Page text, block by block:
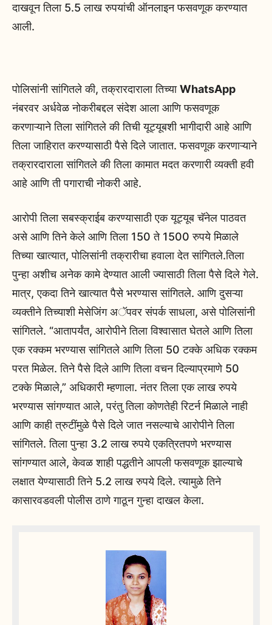
दाखवून तिला 5.5 लाख रुपयांची ऑनलाइन फसवणूक करण्यात
आली.
पोलिसांनी सांगितले की, तक्रारदाराला तिच्याWhatsApp
नंबरवर अर्धवेळ नोकरीबद्दल संदेश आला आणि फसवणूक
करणाऱ्याने तिला सांगितले की तिची यूट्यूबशी भागीदारी आहे आणि
तिला जाहिरात करण्यासाठी पैसे दिले जातात. फसवणूक करणाऱ्याने
तक्रारदाराला सांगितले की तिला कामात मदत करणारी व्यक्ती हवी
आहे आणि ती पगाराची नोकरी आहे.
आरोपी तिला सबस्क्राईब करण्यासाठी एक यूट्यूब चॅनेल पाठवत
असे आणि तिने केले आणि तिला 150 ते 1500 रुपये मिळाले
तिच्या खात्यात, पोलिसांनी तक्रारीचा हवाला देत सांगितले.तिला
पुन्हा अशीच अनेक कामे देण्यात आली ज्यासाठी तिला पैसे दिले गेले.
मात्र, एकदा तिने खात्यात पैसे भरण्यास सांगितले. आणि दुसऱ्या
व्यक्तीने तिच्याशी मेसेजिंग अॅपवर संपर्क साधला, असे पोलिसांनी
सांगितले. “आतापर्यंत, आरोपीने तिला विश्वासात घेतले आणि तिला
एक रक्कम भरण्यास सांगितले आणि तिला 50 टक्के अधिक रक्कम
परत मिळेल. तिने पैसे दिले आणि तिला वचन दिल्याप्रमाणे 50
टक्के मिळाले,” अधिकारी म्हणाला. नंतर तिला एक लाख रुपये
भरण्यास सांगण्यात आले, परंतु तिला कोणतेही रिटर्न मिळाले नाही
आणि काही त्रुटींमुळे पैसे दिले जात नसल्याचे आरोपीने तिला
सांगितले. तिला पुन्हा 3.2 लाख रुपये एकत्रितपणे भरण्यास
सांगण्यात आले, केवळ शाही पद्धतीने आपली फसवणूक झाल्याचे
लक्षात येण्यासाठी तिने 5.2 लाख रुपये दिले. त्यामुळे तिने
कासारवडवली पोलीस ठाणे गाठून गुन्हा दाखल केला.